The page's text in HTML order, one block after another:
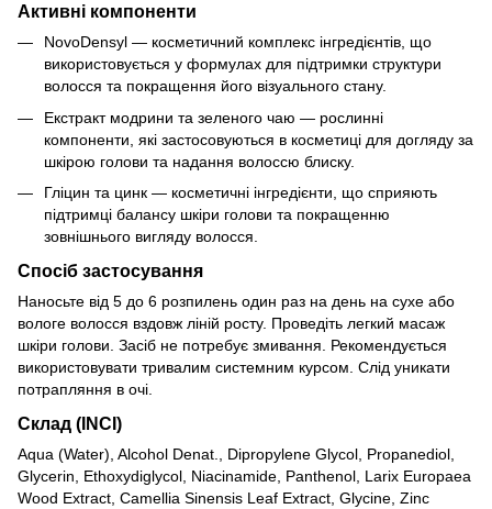
Активні компоненти
NovoDensyl — косметичний комплекс інгредієнтів, що
використовується у формулах для підтримки структури
волосся та покращення його візуального стану.
Екстракт модрини та зеленого чаю — рослинні
компоненти, які застосовуються в косметиці для догляду за
шкірою голови та надання волоссю блиску.
Гліцин та цинк — косметичні інгредієнти, що сприяють
підтримці балансу шкіри голови та покращенню
зовнішнього вигляду волосся.
Спосіб застосування
Наносьте від 5 до 6 розпилень один раз на день на сухе або
вологе волосся вздовж ліній росту. Проведіть легкий масаж
шкіри голови. Засіб не потребує змивання. Рекомендується
використовувати тривалим системним курсом. Слід уникати
потрапляння в очі.
Склад (INCI)
Aqua (Water), Alcohol Denat., Dipropylene Glycol, Propanediol,
Glycerin, Ethoxydiglycol, Niacinamide, Panthenol, Larix Europaea
Wood Extract, Camellia Sinensis Leaf Extract, Glycine, Zinc